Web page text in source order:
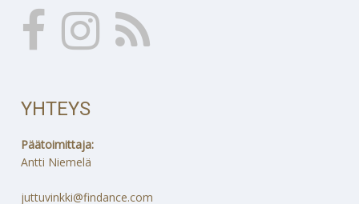
YHTEYS
Päätoimittaja:
Antti Niemelä
juttuvinkki@findance.com